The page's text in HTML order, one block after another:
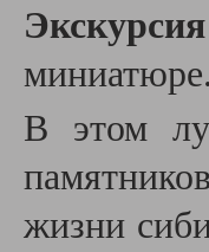
миниатюре.
В этом
жизни